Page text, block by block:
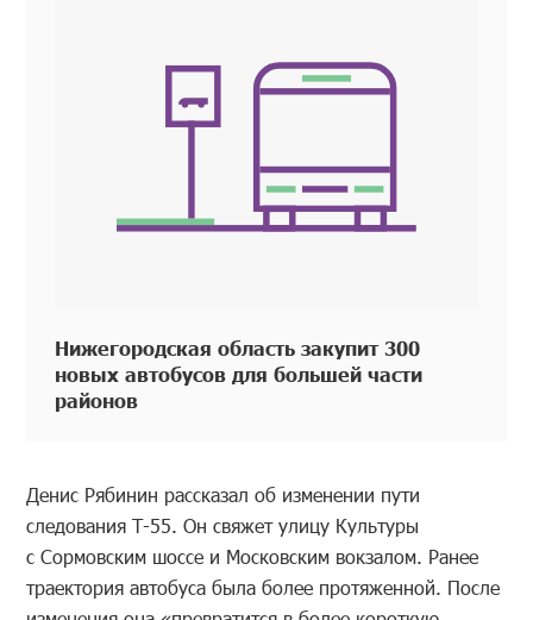
Нижегородская область закупит 300
новых автобусов для большей части
районов
Денис Рябинин рассказал об изменении пути
следования Т-55. Он свяжет улицу Культуры
с Сормовским шоссе и Московским вокзалом. Ранее
траектория автобуса была более протяженной. После